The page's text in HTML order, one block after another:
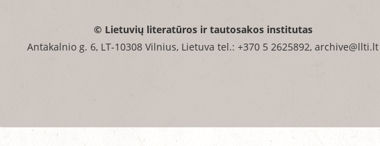
© Lietuvių literatūros ir tautosakos institutas
Antakalnio g. 6, LT-10308 Vilnius, Lietuva tel.: +370 5 2625892, archive@llti.lt